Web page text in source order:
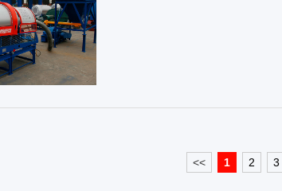
<< 1 2 3